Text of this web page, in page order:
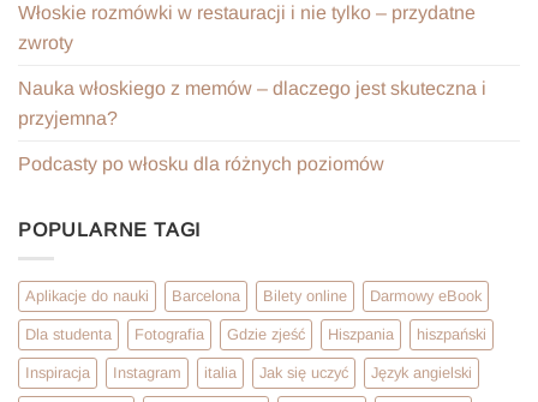
Włoskie rozmówki w restauracji i nie tylko – przydatne
zwroty
Nauka włoskiego z memów – dlaczego jest skuteczna i
przyjemna?
Podcasty po włosku dla różnych poziomów
POPULARNE TAGI
Aplikacje do nauki Barcelona Bilety online Darmowy eBook
Dla studenta Fotografia Gdzie zjeść Hiszpania hiszpański
Inspiracja Instagram italia Jak się uczyć Język angielski